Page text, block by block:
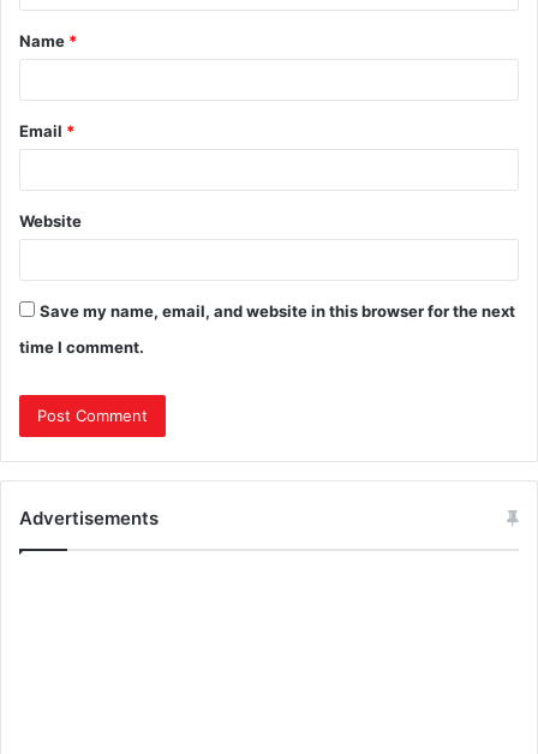
Name *
Email *
Website
Save my name, email, and website in this browser for the next
time I comment.
Advertisements